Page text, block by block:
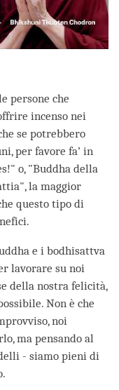
persone che
incenso nei
se potrebbero
per favore fa’ in
o, "Buddha della
la maggior
questo tipo di
e i bodhisattva
lavorare su noi
della nostra felicità,
Non è che
noi
ma pensando al
- siamo pieni di